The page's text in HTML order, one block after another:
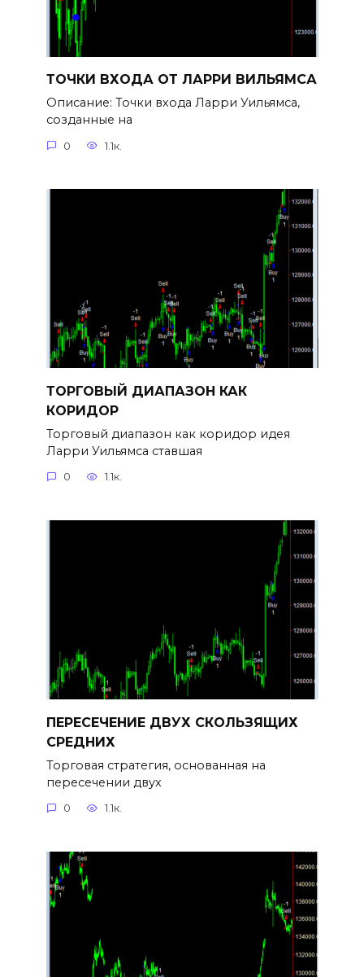
ТОЧКИ ВХОДА ОТ ЛАРРИ ВИЛЬЯМСА
Описание: Точки входа Ларри Уильямса,
созданные на
0 1.1к.
ТОРГОВЫЙ ДИАПАЗОН КАК
КОРИДОР
Торговый диапазон как коридор идея
Ларри Уильямса ставшая
0 1.1к.
ПЕРЕСЕЧЕНИЕ ДВУХ СКОЛЬЗЯЩИХ
СРЕДНИХ
Торговая стратегия, основанная на
пересечении двух
0 1.1к.